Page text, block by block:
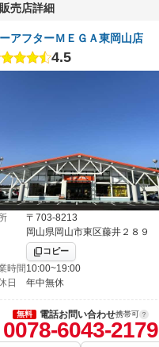
販売店詳細
アフターＭＥＧＡ東岡山店
4.5
〒703-8213
岡山県岡山市東区藤井２８９
コピー
時間10:00~19:00
日
年中無休
無料 電話お問い合わせ携帯可
0078-6043-2179